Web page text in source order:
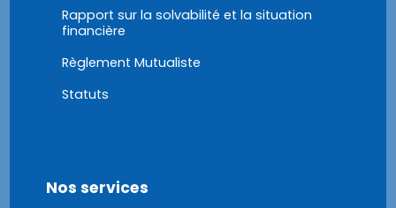
Rapport sur la solvabilité et la situation
financière
Règlement Mutualiste
Statuts
Nos services